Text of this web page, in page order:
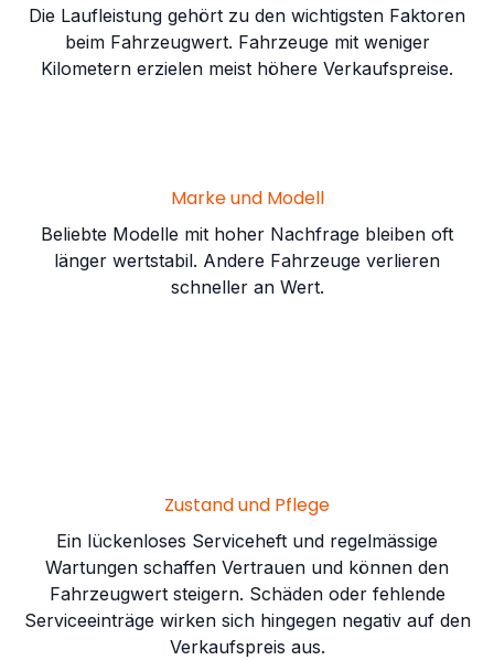
Die Laufleistung gehört zu den wichtigsten Faktoren
beim Fahrzeugwert. Fahrzeuge mit weniger
Kilometern erzielen meist höhere Verkaufspreise.
Marke und Modell
Beliebte Modelle mit hoher Nachfrage bleiben oft
länger wertstabil. Andere Fahrzeuge verlieren
schneller an Wert.
Zustand und Pflege
Ein lückenloses Serviceheft und regelmässige
Wartungen schaffen Vertrauen und können den
Fahrzeugwert steigern. Schäden oder fehlende
Serviceeinträge wirken sich hingegen negativ auf den
Verkaufspreis aus.